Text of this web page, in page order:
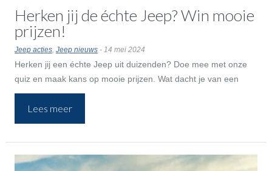
Herken jij de échte Jeep? Win mooie
prijzen!
Jeep acties, Jeep nieuws- 14 mei 2024
Herken jij een échte Jeep uit duizenden? Doe mee met onze
quiz en maak kans op mooie prijzen. Wat dacht je van een
weekend weg of een Offroad Experience. Nieuwsgierig? Bekijk
snel welke prijzen je kunt winnen.
Lees meer